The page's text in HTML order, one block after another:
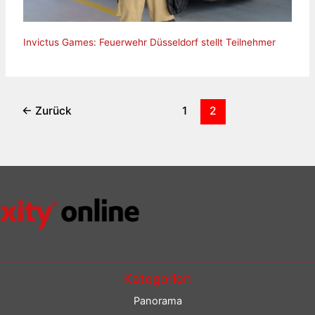
Invictus Games: Feuerwehr Düsseldorf stellt Teilnehmer
← Zurück 1 2
Kategorien
Panorama